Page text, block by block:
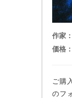
作家：
価格：
ご購
のフ